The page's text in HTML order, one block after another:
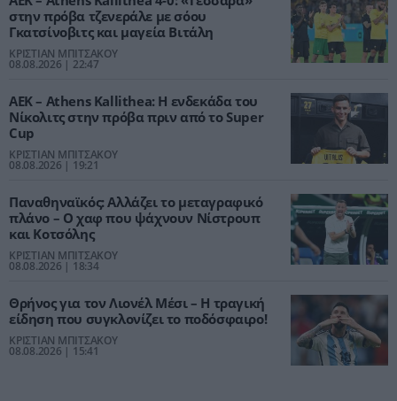
στην πρόβα τζενεράλε με σόου
Γκατσίνοβιτς και μαγεία Βιτάλη
ΚΡΙΣΤΙΑΝ ΜΠΙΤΣΑΚΟΥ
08.08.2026 | 22:47
ΑΕΚ – Athens Kallithea: Η ενδεκάδα του
Νίκολιτς στην πρόβα πριν από το Super
Cup
ΚΡΙΣΤΙΑΝ ΜΠΙΤΣΑΚΟΥ
08.08.2026 | 19:21
Παναθηναϊκός: Αλλάζει το μεταγραφικό
πλάνο – Ο χαφ που ψάχνουν Νίστρουπ
και Κοτσόλης
ΚΡΙΣΤΙΑΝ ΜΠΙΤΣΑΚΟΥ
08.08.2026 | 18:34
Θρήνος για τον Λιονέλ Μέσι – Η τραγική
είδηση που συγκλονίζει το ποδόσφαιρο!
ΚΡΙΣΤΙΑΝ ΜΠΙΤΣΑΚΟΥ
08.08.2026 | 15:41